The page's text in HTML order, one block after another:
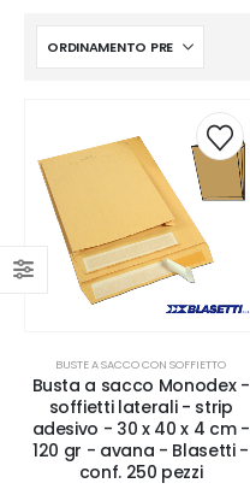
BUSTE A SACCO CON SOFFIETTO
Busta a sacco Monodex -
soffietti laterali - strip
adesivo - 30 x 40 x 4 cm -
120 gr - avana - Blasetti -
conf. 250 pezzi